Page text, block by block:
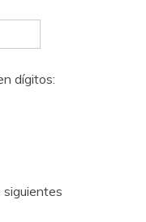
dígitos:
siguientes